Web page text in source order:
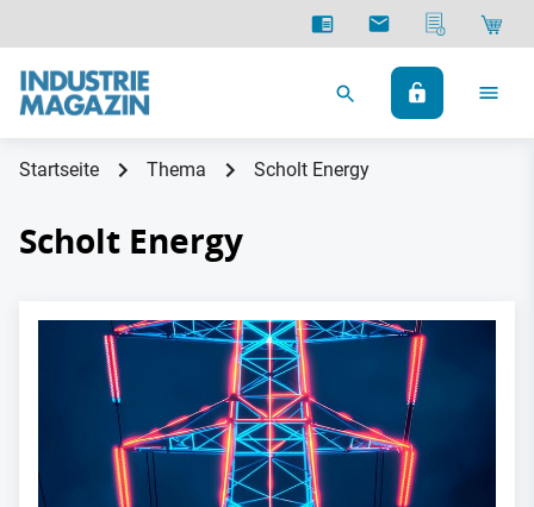
Startseite Thema Scholt Energy
Scholt Energy